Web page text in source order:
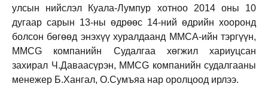
улсын нийслэл Куала-Лумпур хотноо 2014 оны 10
дугаар сарын 13-ны өдрөөс 14-ний өдрийн хооронд
болсон бөгөөд энэхүү хуралдаанд ММСА-ийн тэргүүн,
MMCG компанийн Судалгаа хөгжил хариуцсан
захирал Ч.Даваасүрэн, MMCG компанийн судалгааны
менежер Б.Хангал, О.Сумъяа нар оролцоод ирлээ.